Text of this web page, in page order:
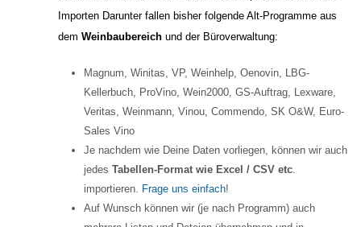
Importen Darunter fallen bisher folgende Alt-Programme aus
dem Weinbaubereich und der Büroverwaltung:
Magnum, Winitas, VP, Weinhelp, Oenovin, LBG-
Kellerbuch, ProVino, Wein2000, GS-Auftrag, Lexware,
Veritas, Weinmann, Vinou, Commendo, SK O&W, Euro-
Sales Vino
Je nachdem wie Deine Daten vorliegen, können wir auch
jedes Tabellen-Format wie Excel / CSV etc
importieren.
Frage uns einfach!
Auf Wunsch können wir (je nach Programm) auch